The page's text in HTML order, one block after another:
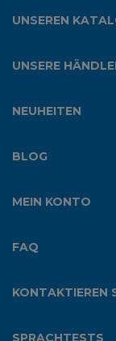
UNSEREN
UNSERE
NEUHEITEN
BLOG
MEIN KONTO
FAQ
KONTAKTIEREN
SPRACHTESTS